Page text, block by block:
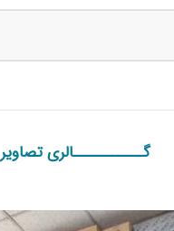
گـــــــــــالری تصاویر